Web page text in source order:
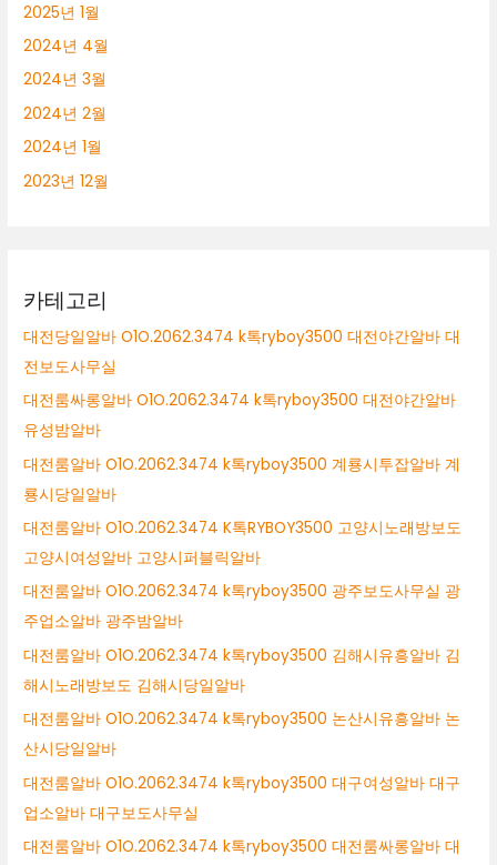
2025년 1월
2024년 4월
2024년 3월
2024년 2월
2024년 1월
2023년 12월
카테고리
대전당일알바 O1O.2062.3474 k톡ryboy3500 대전야간알바 대
전보도사무실
대전룸싸롱알바 O1O.2062.3474 k톡ryboy3500 대전야간알바
유성밤알바
대전룸알바 O1O.2062.3474 k톡ryboy3500 계룡시투잡알바 계
룡시당일알바
대전룸알바 O1O.2062.3474 K톡RYBOY3500 고양시노래방보도
고양시여성알바 고양시퍼블릭알바
대전룸알바 O1O.2062.3474 k톡ryboy3500 광주보도사무실 광
주업소알바 광주밤알바
대전룸알바 O1O.2062.3474 k톡ryboy3500 김해시유흥알바 김
해시노래방보도 김해시당일알바
대전룸알바 O1O.2062.3474 k톡ryboy3500 논산시유흥알바 논
산시당일알바
대전룸알바 O1O.2062.3474 k톡ryboy3500 대구여성알바 대구
업소알바 대구보도사무실
대전룸알바 O1O.2062.3474 k톡ryboy3500 대전룸싸롱알바 대